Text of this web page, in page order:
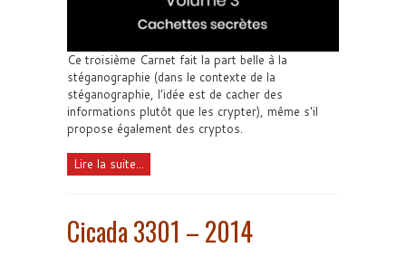
Ce troisième Carnet fait la part belle à la
stéganographie (dans le contexte de la
stéganographie, l'idée est de cacher des
informations plutôt que les crypter), même s'il
propose également des cryptos.
Lire la suite...
Cicada 3301 – 2014